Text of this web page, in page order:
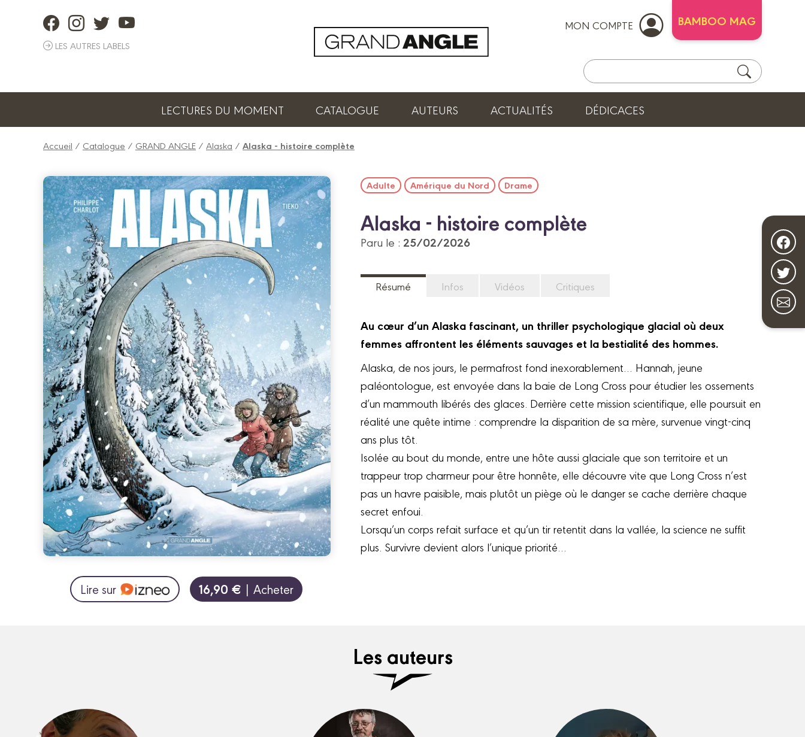
LES AUTRES LABELS
MON COMPTE BAMBOO MAG
LECTURES DU MOMENT CATALOGUE AUTEURS ACTUALITÉS DÉDICACES
Accueil / Catalogue / GRAND ANGLE / Alaska / Alaska - histoire complète
Lire sur 16,90 € | Acheter
Adulte Amérique du Nord Drame
Alaska - histoire complète
Paru le : 25/02/2026
Résumé Infos Vidéos Critiques
Au cœur d’un Alaska fascinant, un thriller psychologique glacial où deux
femmes affrontent les éléments sauvages et la bestialité des hommes.
Alaska, de nos jours, le permafrost fond inexorablement… Hannah, jeune
paléontologue, est envoyée dans la baie de Long Cross pour étudier les ossements
d’un mammouth libérés des glaces. Derrière cette mission scientifique, elle poursuit en
réalité une quête intime : comprendre la disparition de sa mère, survenue vingt-cinq
ans plus tôt.
Isolée au bout du monde, entre une hôte aussi glaciale que son territoire et un
trappeur trop charmeur pour être honnête, elle découvre vite que Long Cross n’est
pas un havre paisible, mais plutôt un piège où le danger se cache derrière chaque
secret enfoui.
Lorsqu’un corps refait surface et qu’un tir retentit dans la vallée, la science ne suffit
plus. Survivre devient alors l’unique priorité…
Les auteurs